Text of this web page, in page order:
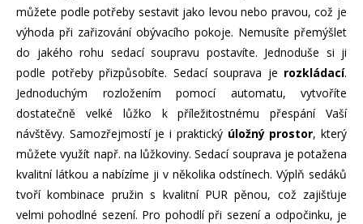
můžete podle potřeby sestavit jako levou nebo pravou, což je
výhoda při zařizování obývacího pokoje. Nemusíte přemýšlet
do jakého rohu sedací soupravu postavíte. Jednoduše si ji
podle potřeby přizpůsobíte. Sedací souprava je rozkládací.
Jednoduchým rozložením pomocí automatu, vytvoříte
dostatečně velké lůžko k příležitostnému přespání Vaší
návštěvy. Samozřejmostí je i praktickýúložný prostor, který
můžete využít např. na lůžkoviny. Sedací souprava je potažena
kvalitní látkou a nabízíme ji v několika odstínech. Výplň sedáků
tvoří kombinace pružin s kvalitní PUR pěnou, což zajišťuje
velmi pohodlné sezení. Pro pohodlí při sezení a odpočinku, je